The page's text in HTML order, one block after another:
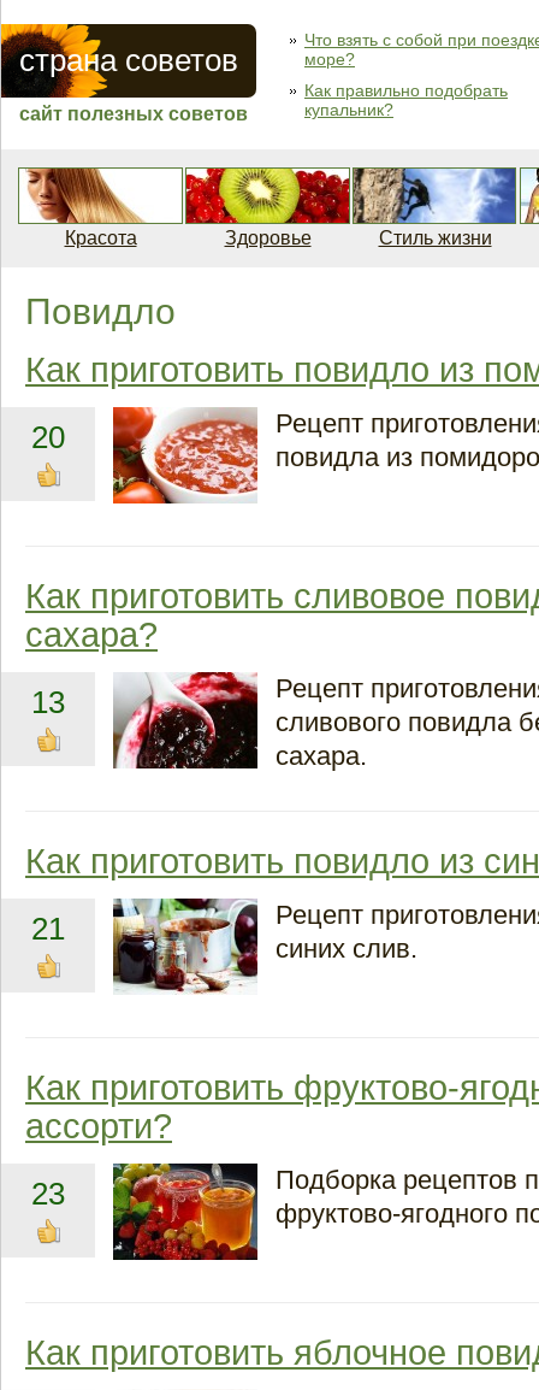
страна советов
сайт полезных советов
Что взять с собой при
море?
Как правильно подобрать
купальник?
Красота Здоровье Стиль жизни
Повидло
Как приготовить повидло из
20
Рецепт
повидла из
Как приготовить сливовое
сахара?
13
Рецепт
сливового повидла
сахара.
Как приготовить повидло из
21
Рецепт
синих слив.
Как приготовить фруктово-
ассорти?
23
Подборка рецептов
фруктово-ягодного
Как приготовить яблочное